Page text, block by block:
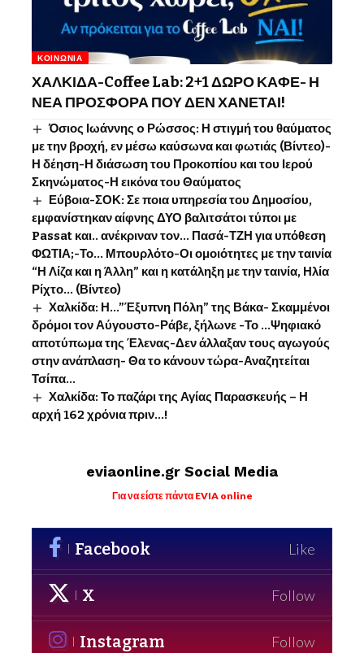
ΚΟΙΝΩΝΊΑ
ΧΑΛΚΙΔΑ-Coffee Lab: 2+1 ΔΩΡΟ ΚΑΦΕ- Η
ΝΕΑ ΠΡΟΣΦΟΡΑ ΠΟΥ ΔΕΝ ΧΑΝΕΤΑΙ!
Όσιος Ιωάννης o Ρώσσος: Η στιγμή του θαύματος
με την βροχή, εν μέσω καύσωνα και φωτιάς (Βίντεο)-
Η δέηση-Η διάσωση του Προκοπίου και του Ιερού
Σκηνώματος-Η εικόνα του Θαύματος
Εύβοια-ΣΟΚ: Σε ποια υπηρεσία του Δημοσίου,
εμφανίστηκαν αίφνης ΔΥΟ βαλιτσάτοι τύποι με
Passat και.. ανέκριναν τον… Πασά-ΤΖΗ για υπόθεση
ΦΩΤΙΑ;-Το… Μπουρλότο-Οι ομοιότητες με την ταινία
“Η Λίζα και η Άλλη” και η κατάληξη με την ταινία, Ηλία
Ρίχτο… (Βίντεο)
Χαλκίδα: Η…”Έξυπνη Πόλη” της Βάκα- Σκαμμένοι
δρόμοι τον Αύγουστο-Ράβε, ξήλωνε -Το …Ψηφιακό
αποτύπωμα της Έλενας-Δεν άλλαξαν τους αγωγούς
στην ανάπλαση- Θα το κάνουν τώρα-Αναζητείται
Τσίπα…
Χαλκίδα: Το παζάρι της Αγίας Παρασκευής – Η
αρχή 162 χρόνια πριν…!
eviaonline.gr Social Media
Για να είστε πάντα EVIA online
Facebook Like
X Follow
Instagram Follow